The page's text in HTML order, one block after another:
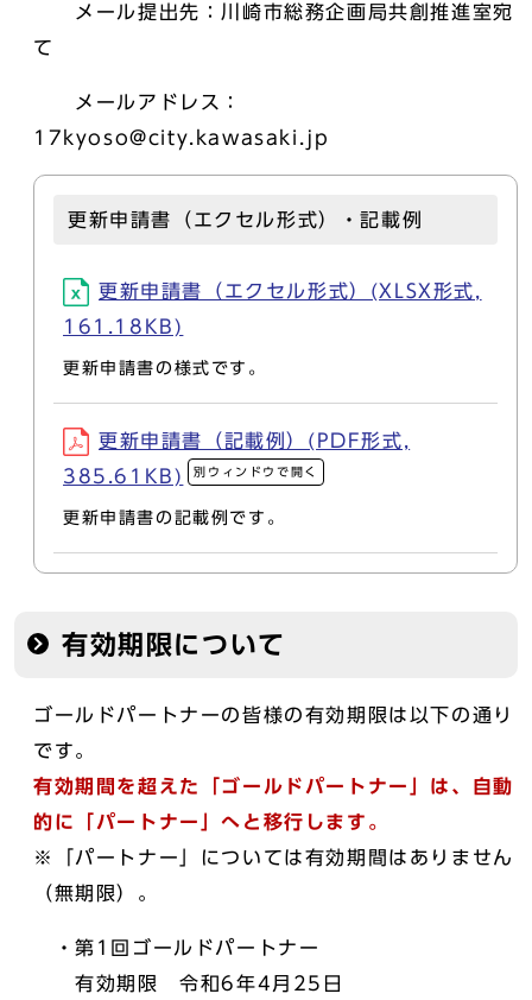
メール提出先：川崎市総務企画局共創推進室宛
て
メールアドレス：
17kyoso@city.kawasaki.jp
更新申請書（エクセル形式）・記載例
更新申請書（エクセル形式）(XLSX形式,
161.18KB)
更新申請書の様式です。
更新申請書（記載例）(PDF形式,
385.61KB)
別ウィンドウで開く
更新申請書の記載例です。
有効期限について
ゴールドパートナーの皆様の有効期限は以下の通り
です。
有効期間を超えた「ゴールドパートナー」は、自動
的に「パートナー」へと移行します。
※「パートナー」については有効期間はありません
（無期限）。
・第1回ゴールドパートナー
有効期限 令和6年4月25日